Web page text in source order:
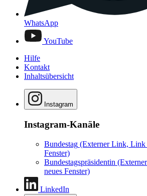
WhatsApp
YouTube
Hilfe
Kontakt
Inhaltsübersicht
Instagram
Instagram-Kanäle
Bundestag (Externer Link, Link
Fenster)
Bundestagspräsidentin
neues Fenster)
LinkedIn